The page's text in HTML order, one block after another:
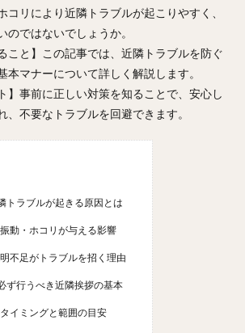
コリにより近隣トラブルが起こりやすく、
のではないでしょうか。
こと】この記事では、近隣トラブルを防ぐ
本マナーについて詳しく解説します。
】事前に正しい対策を知ることで、安心し
、不要なトラブルを回避できます。
トラブルが起きる原因とは
動・ホコリが与える影響
不足がトラブルを招く理由
ず行うべき近隣挨拶の基本
イミングと範囲の目安